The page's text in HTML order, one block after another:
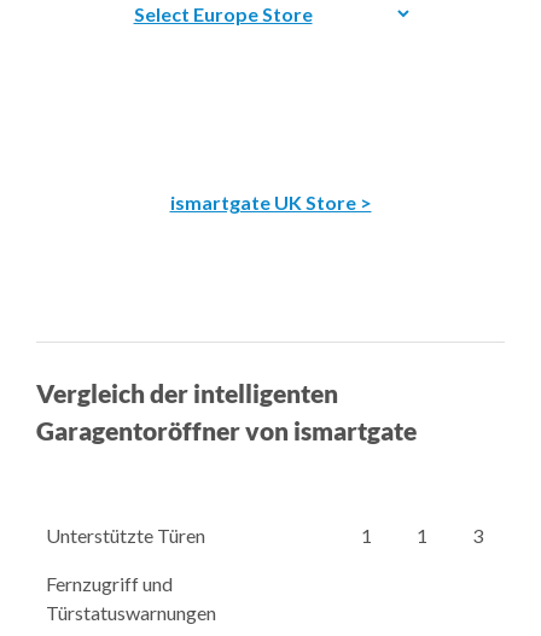
ismartgate UK Store >
Vergleich der intelligenten
Garagentoröffner von ismartgate
Unterstützte Türen 1 1 3
Fernzugriff und
Türstatuswarnungen